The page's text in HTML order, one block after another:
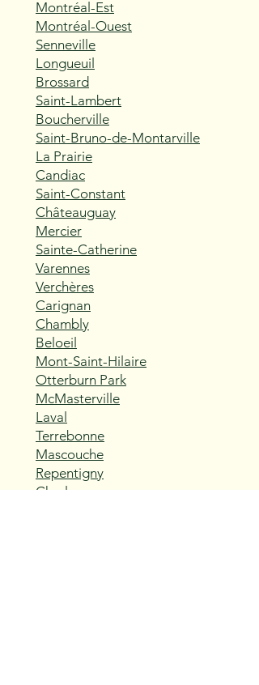
Montréal-Est
Montréal-Ouest
Senneville
Longueuil
Brossard
Saint-Lambert
Boucherville
Saint-Bruno-de-Montarville
La Prairie
Candiac
Saint-Constant
Châteauguay
Mercier
Sainte-Catherine
Varennes
Verchères
Carignan
Chambly
Beloeil
Mont-Saint-Hilaire
Otterburn Park
McMasterville
Laval
Terrebonne
Mascouche
Repentigny
Charlemagne